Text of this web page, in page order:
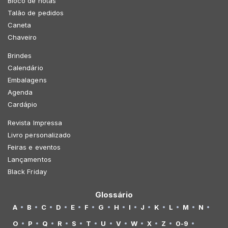
Talão de pedidos
Caneta
Chaveiro
Brindes
Calendário
Embalagens
Agenda
Cardápio
Revista Impressa
Livro personalizado
Feiras e eventos
Lançamentos
Black Friday
Glossário
A B C D E F G H I J K L M
N
O
P Q R S T U V W X Z 0-9